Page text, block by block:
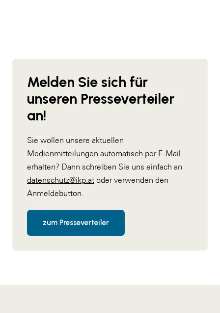
Melden Sie sich für
unseren Presseverteiler
an!
Sie wollen unsere aktuellen
Medienmitteilungen automatisch per E-Mail
erhalten? Dann schreiben Sie uns einfach an
datenschutz@ikp.at oder verwenden den
Anmeldebutton.
zum Presseverteiler